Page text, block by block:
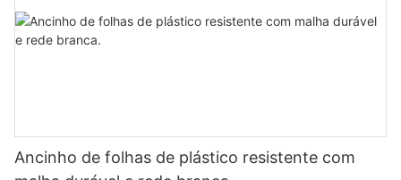
Ancinho de folhas de plástico resistente com